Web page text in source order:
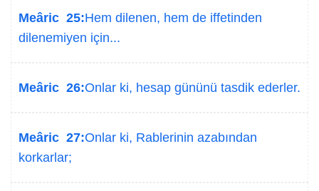
Meâric 25:Hem dilenen, hem de iffetinden
dilenemiyen için...
Meâric 26:Onlar ki, hesap gününü tasdik ederler.
Meâric 27:Onlar ki, Rablerinin azabından
korkarlar;